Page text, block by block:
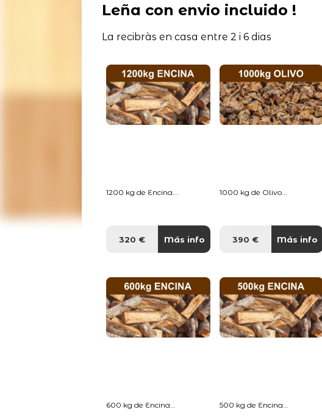
Leña con envio incluido !
La recibràs en casa entre 2 i 6 dias
1200 kg de Encina...
320 € Más info
1000 kg de Olivo...
390 € Más info
600 kg de Encina... 500 kg de Encina...